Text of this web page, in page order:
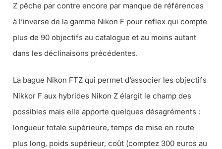
Z pêche par contre encore par manque de références
à l’inverse de la gamme Nikon F pour reflex qui compte
plus de 90 objectifs au catalogue et au moins autant
dans les déclinaisons précédentes.
La bague Nikon FTZ qui permet d’associer les objectifs
Nikkor F aux hybrides Nikon Z élargit le champ des
possibles mais elle apporte quelques désagréments :
longueur totale supérieure, temps de mise en route
plus long, poids supérieur, coût (comptez 300 euros au